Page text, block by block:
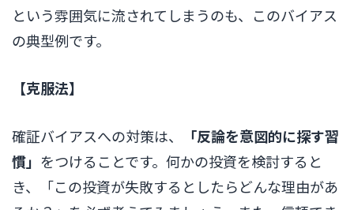
という雰囲気に流されてしまうのも、このバイアス
の典型例です。
【克服法】
確証バイアスへの対策は、
「反論を意図的に探す習
慣」 をつけることです。何かの投資を検討すると
き、「この投資が失敗するとしたらどんな理由があ